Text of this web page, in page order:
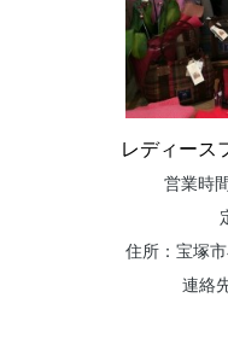
レディース
営業時
住所：宝塚
連絡